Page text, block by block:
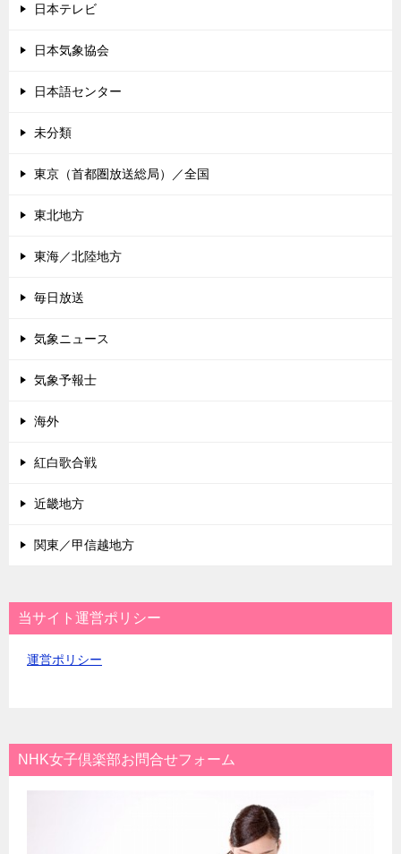
日本テレビ
日本気象協会
日本語センター
未分類
東京（首都圏放送総局）／全国
東北地方
東海／北陸地方
毎日放送
気象ニュース
気象予報士
海外
紅白歌合戦
近畿地方
関東／甲信越地方
当サイト運営ポリシー
運営ポリシー
NHK女子倶楽部お問合せフォーム